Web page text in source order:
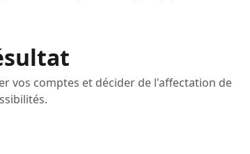
vos comptes et décider de l'affectation de